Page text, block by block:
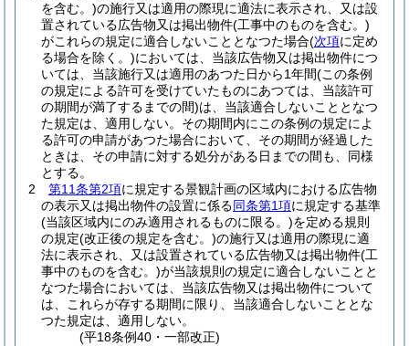
を含む。)の施行又は適用の際現に適法に表示され、又は設
置されている広告物又は掲出物件(工事中のものを含む。)
がこれらの規定に適合しないこととなつた場合(次項に定め
る場合を除く。)においては、当該広告物又は掲出物件につ
いては、当該施行又は適用のあつた日から1年間(この条例
の規定による許可を受けていたものにあつては、当該許可
の期間が満了するまでの間)は、当該適合しないこととなつ
た規定は、適用しない。 その期間内にこの条例の規定によ
る許可の申請があつた場合において、その期間が経過した
ときは、その申請に対する処分がある日までの間も、同様
とする。
2
第11条第2項に規定する景観計画の区域内における広告物
の表示又は掲出物件の設置に係る同条第1項に規定する基準
(当該区域内にのみ適用されるものに限る。)を定める規則
の規定(改正後の規定を含む。)の施行又は適用の際現に適
法に表示され、又は設置されている広告物又は掲出物件(工
事中のものを含む。)が当該規則の規定に適合しないことと
なつた場合においては、当該広告物又は掲出物件について
は、これらが存する期間に限り、当該適合しないこととな
つた規定は、適用しない。
(平18条例40・一部改正)